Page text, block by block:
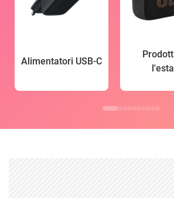
Alimentatori USB-C